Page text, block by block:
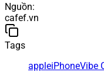
Nguồn:
cafef.vn
Tags
appleiPhoneVibe